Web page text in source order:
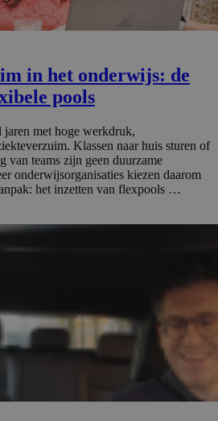
in het onderwijs: de
pools
met hoge werkdruk,
Klassen naar huis sturen of
van teams zijn geen duurzame
onderwijsorganisaties kiezen daarom
het inzetten van flexpools …